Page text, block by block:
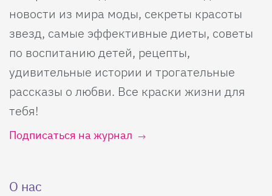
новости из мира моды, секреты красоты
звезд, самые эффективные диеты, советы
по воспитанию детей, рецепты,
удивительные истории и трогательные
рассказы о любви. Все краски жизни для
тебя!
Подписаться на журнал
О нас